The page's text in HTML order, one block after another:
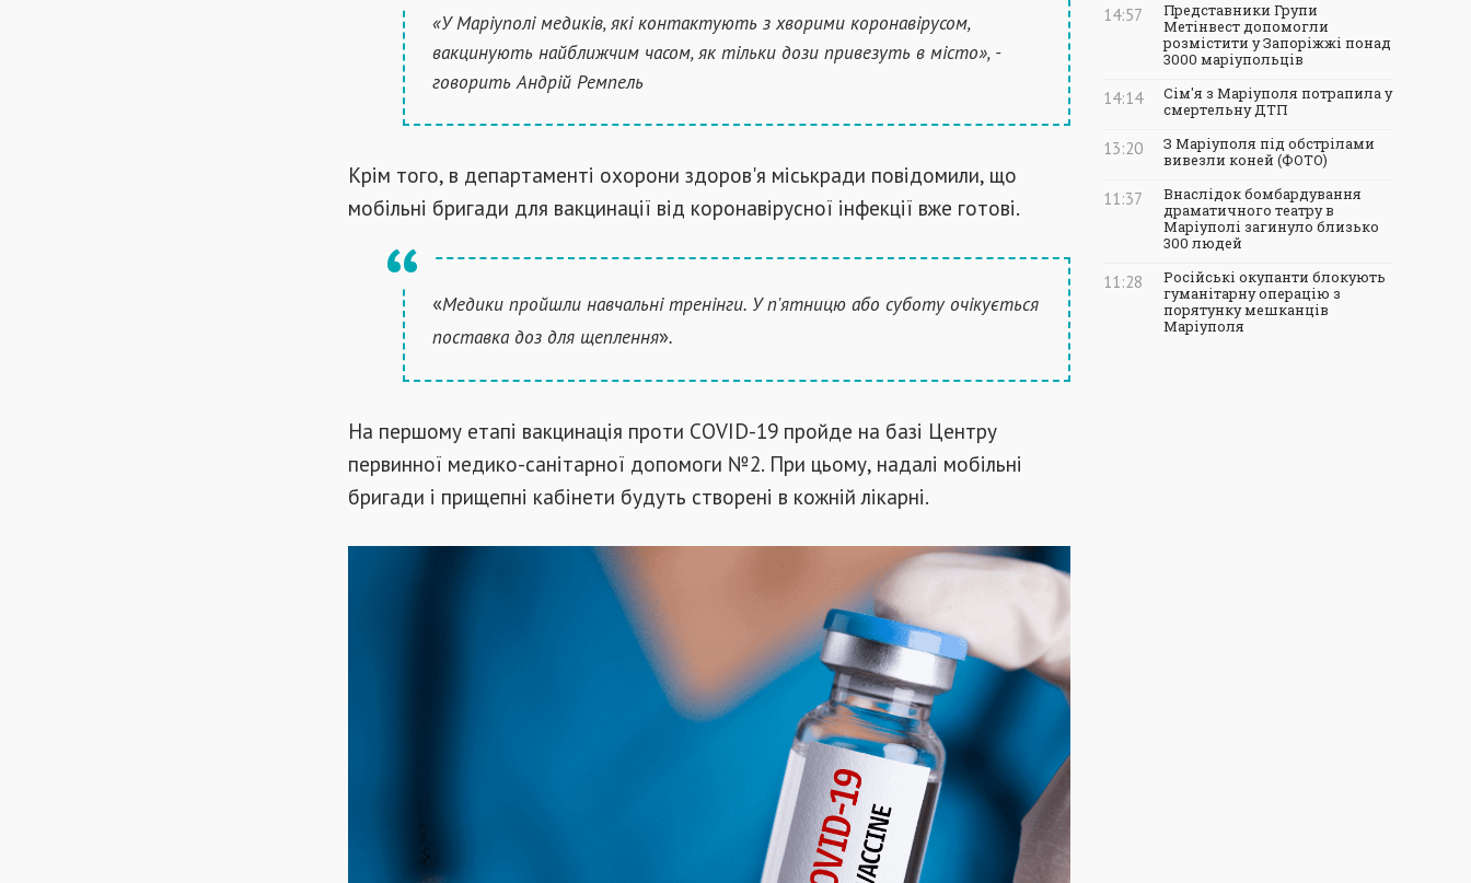
«У Маріуполі медиків, які контактують з хворими коронавірусом,
вакцинують найближчим часом, як тільки дози привезуть в місто», -
говорить Андрій Ремпель
Крім того, в департаменті охорони здоров'я міськради повідомили, що
мобільні бригади для вакцинації від коронавірусної інфекції вже готові.
«Медики пройшли навчальні тренінги. У п'ятницю або суботу очікується
поставка доз для щеплення».
На першому етапі вакцинація проти COVID-19 пройде на базі Центру
первинної медико-санітарної допомоги №2. При цьому, надалі мобільні
бригади і прищепні кабінети будуть створені в кожній лікарні.
14:57
Представники Групи
Метінвест допомогли
розмістити у Запоріжжі понад
3000 маріупольців
14:14
Сім'я з Маріуполя потрапила у
смертельну ДТП
13:20
З Маріуполя під обстрілами
вивезли коней (ФОТО)
11:37
Внаслідок бомбардування
драматичного театру в
Маріуполі загинуло близько
300 людей
11:28
Російські окупанти блокують
гуманітарну операцію з
порятунку мешканців
Маріуполя